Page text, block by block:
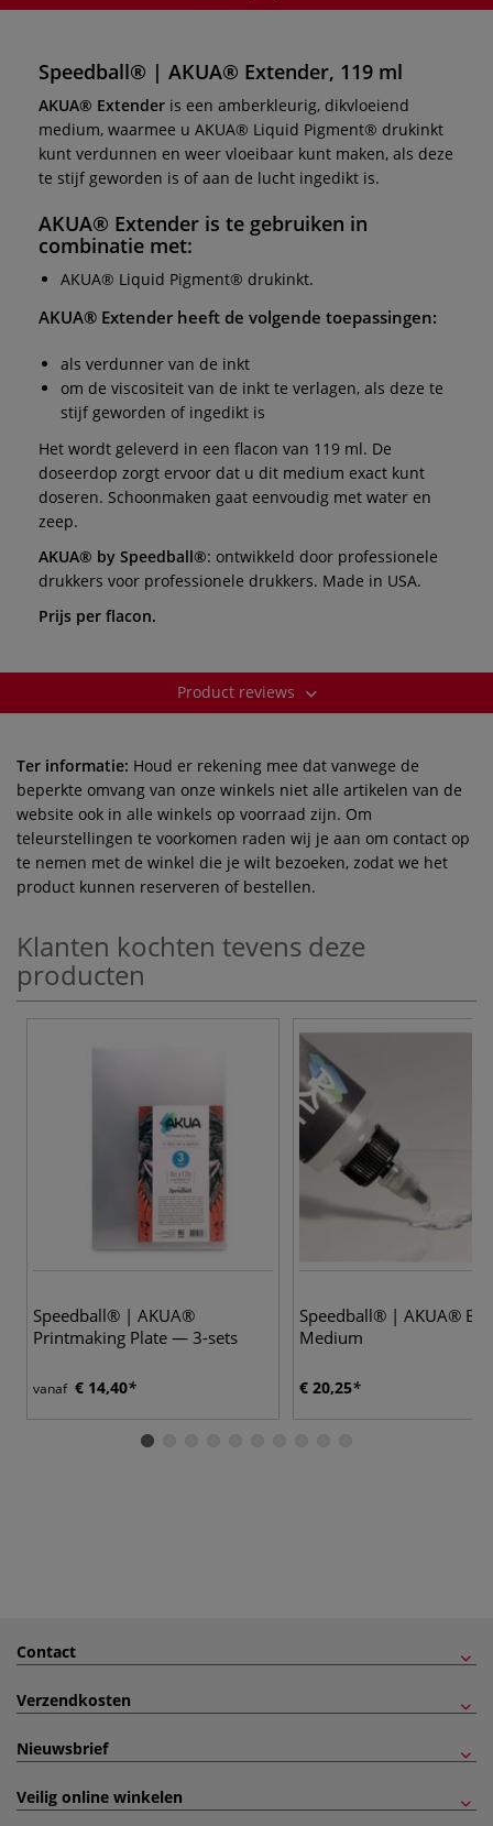
Speedball® | AKUA® Extender, 119 ml
AKUA® Extender is een amberkleurig, dikvloeiend
medium, waarmee u AKUA® Liquid Pigment® drukinkt
kunt verdunnen en weer vloeibaar kunt maken, als deze
te stijf geworden is of aan de lucht ingedikt is.
AKUA® Extender is te gebruiken in
combinatie met:
AKUA® Liquid Pigment® drukinkt.
AKUA® Extender heeft de volgende toepassingen:
als verdunner van de inkt
om de viscositeit van de inkt te verlagen, als deze te
stijf geworden of ingedikt is
Het wordt geleverd in een flacon van 119 ml. De
doseerdop zorgt ervoor dat u dit medium exact kunt
doseren. Schoonmaken gaat eenvoudig met water en
zeep.
AKUA® by Speedball®: ontwikkeld door professionele
drukkers voor professionele drukkers. Made in USA.
Prijs per flacon.
Product reviews
Ter informatie: Houd er rekening mee dat vanwege de
beperkte omvang van onze winkels niet alle artikelen van de
website ook in alle winkels op voorraad zijn. Om
teleurstellingen te voorkomen raden wij je aan om contact op
te nemen met de winkel die je wilt bezoeken, zodat we het
product kunnen reserveren of bestellen.
Klanten kochten tevens deze
producten
Speedball® | AKUA®
Printmaking Plate — 3-sets
vanaf € 14,40
Speedball® | AKUA®
Medium
€ 20,25
Contact
Verzendkosten
Nieuwsbrief
Veilig online winkelen